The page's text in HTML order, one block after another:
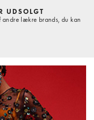
UDSOLGT
andre lækre brands, du kan